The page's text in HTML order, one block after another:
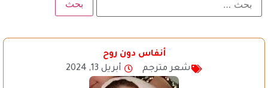
أنفاس دون روح
شعر مترجم
أبريل 13, 2024